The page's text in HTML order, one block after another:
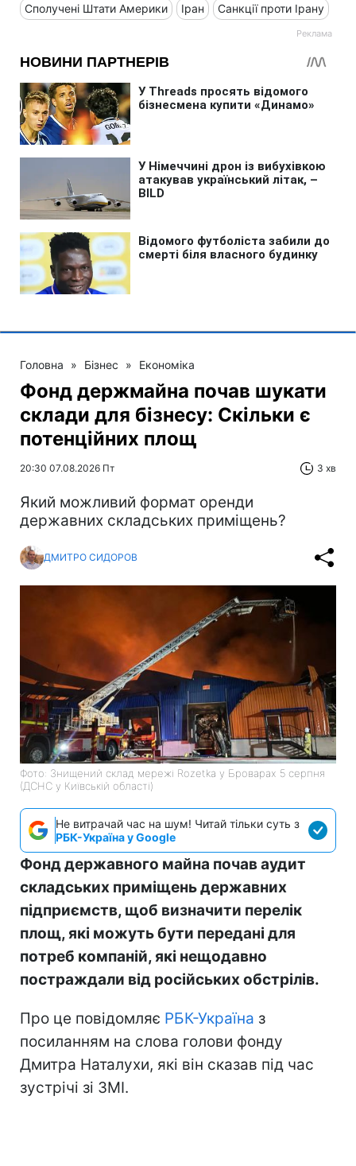
Сполучені Штати Америки Іран Санкції проти Ірану
Головна » Бізнес » Економіка
Фонд держмайна почав шукати
склади для бізнесу: Скільки є
потенційних площ
20:30 07.08.2026 Пт 3 хв
Який можливий формат оренди
державних складських приміщень?
ДМИТРО СИДОРОВ
Фото: Знищений склад мережі Rozetka у Броварах 5 серпня
(ДСНС у Київській області)
Не витрачай час на шум! Читай тільки суть з
РБК-Україна у Google
Фонд державного майна почав аудит
складських приміщень державних
підприємств, щоб визначити перелік
площ, які можуть бути передані для
потреб компаній, які нещодавно
постраждали від російських обстрілів.
Про це повідомляє РБК-Україна з
посиланням на слова голови фонду
Дмитра Наталухи, які він сказав під час
зустрічі зі ЗМІ.